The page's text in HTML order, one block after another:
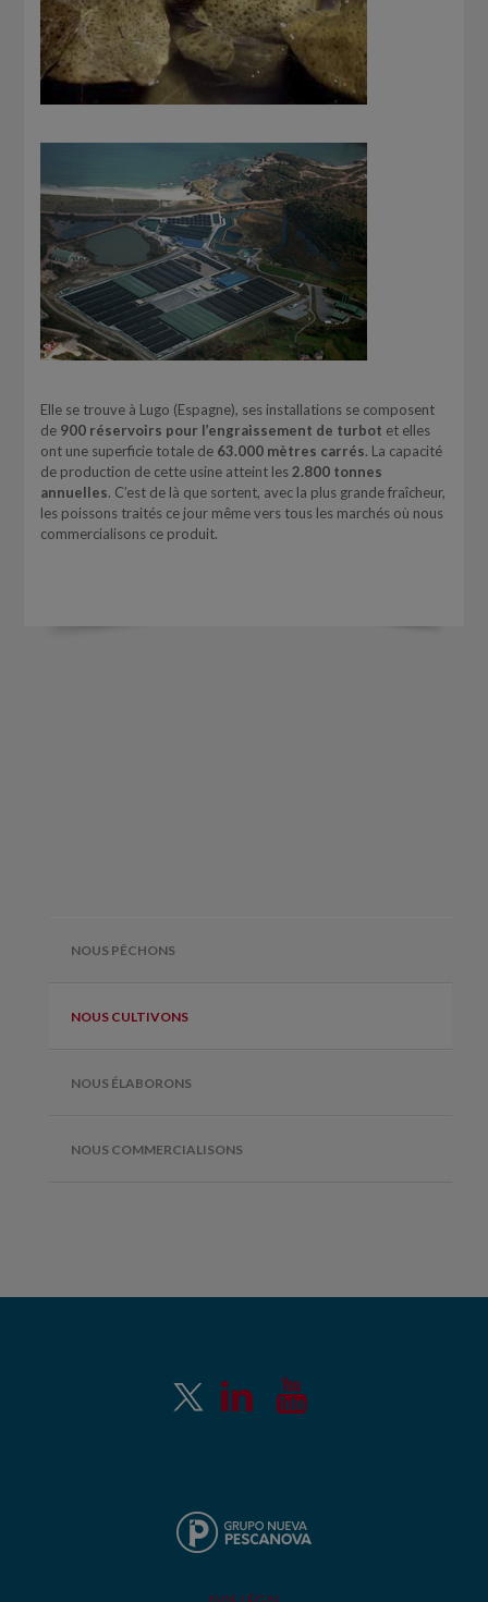
Elle se trouve à Lugo (Espagne), ses installations se composent
de 900 réservoirs pour l’engraissement de turbot et elles
ont une superficie totale de 63.000 mètres carrés. La capacité
de production de cette usine atteint les2.800 tonnes
annuelles. C’est de là que sortent, avec la plus grande fraîcheur,
les poissons traités ce jour même vers tous les marchés où nous
commercialisons ce produit.
NOUS PÊCHONS
NOUS CULTIVONS
NOUS ÉLABORONS
NOUS COMMERCIALISONS